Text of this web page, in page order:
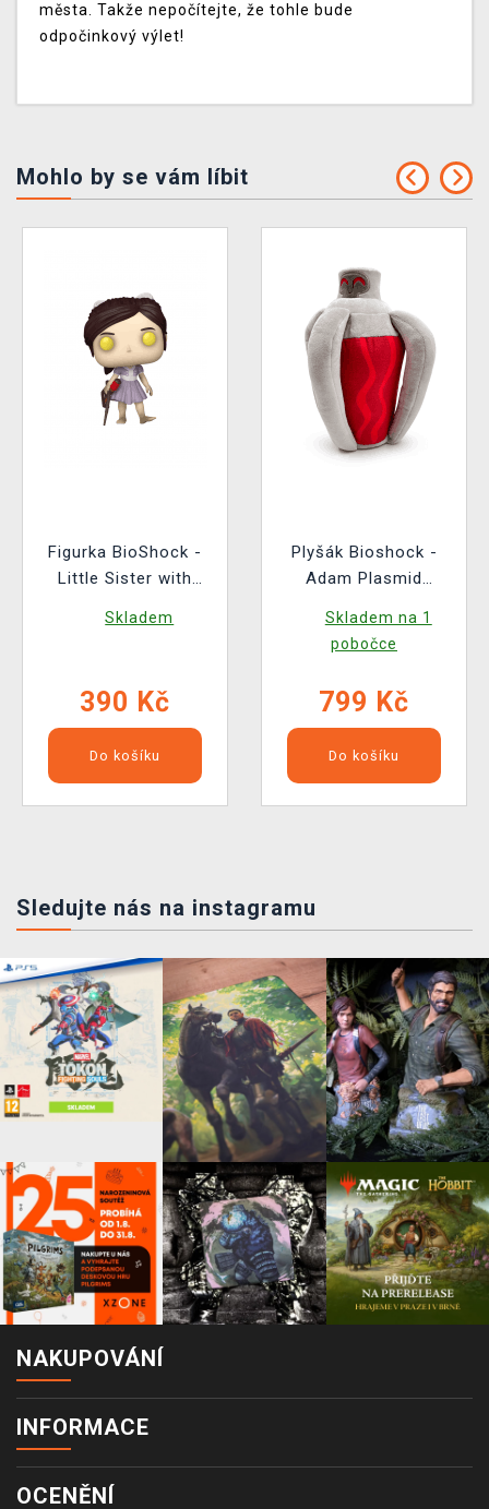
města. Takže nepočítejte, že tohle bude
odpočinkový výlet!
Mohlo by se vám líbit
Figurka BioShock -
Little Sister with
Games 1143)
Skladem
390 Kč
Do košíku
Plyšák Bioshock -
Adam Plasmid
Skladem na 1
pobočce
799 Kč
Do košíku
Sledujte nás na instagramu
NAKUPOVÁNÍ
INFORMACE
OCENĚNÍ